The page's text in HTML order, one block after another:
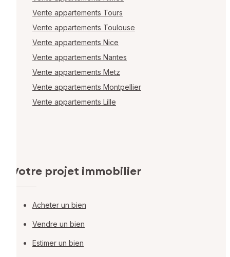
Vente appartements Tours
Vente appartements Toulouse
Vente appartements Nice
Vente appartements Nantes
Vente appartements Metz
Vente appartements Montpellier
Vente appartements Lille
Votre projet immobilier
Acheter un bien
Vendre un bien
Estimer un bien